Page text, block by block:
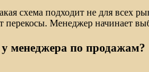
схема подходит не для всех
перекосы. Менеджер начинает
менеджера по продажам?